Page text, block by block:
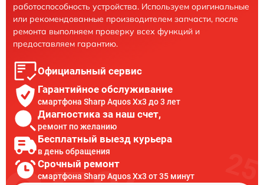
работоспособность устройства. Используем оригинальные
или рекомендованные производителем запчасти, после
ремонта выполняем проверку всех функций и
предоставляем гарантию.
Официальный сервис
Гарантийное обслуживание
смартфона Sharp Aquos Xx3 до 3 лет
Диагностика за наш счет,
ремонт по желанию
Бесплатный выезд курьера
в день обращения
Срочный ремонт
смартфона Sharp Aquos Xx3 от 35 минут